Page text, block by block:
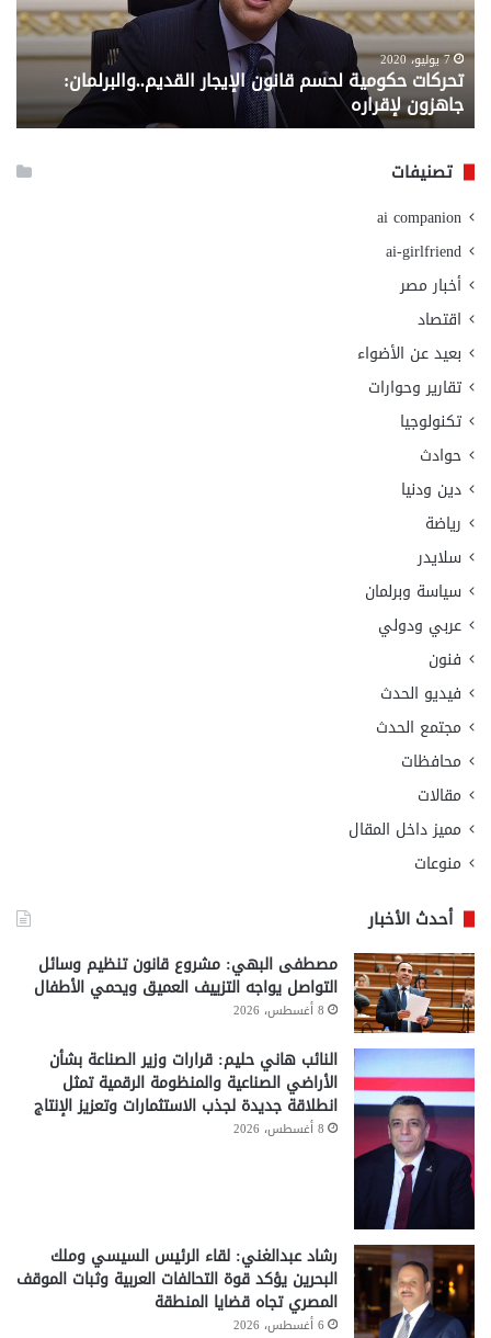
القديم..والبرلمان:
جاهزون
لإقراره
7 يوليو، 2020
تحركات حكومية لحسم قانون الإيجار القديم..والبرلمان:
جاهزون لإقراره
من
تصنيفات
ai companion
ai-girlfriend
أخبار مصر
اقتصاد
بعيد عن الأضواء
تقارير وحوارات
تكنولوجيا
حوادث
دين ودنيا
رياضة
سلايدر
سياسة وبرلمان
عربي ودولي
فنون
فيديو الحدث
مجتمع الحدث
محافظات
مقالات
مميز داخل المقال
منوعات
أحدث الأخبار
مصطفى البهي: مشروع قانون تنظيم وسائل
التواصل يواجه التزييف العميق ويحمي الأطفال
8 أغسطس، 2026
النائب هاني حليم: قرارات وزير الصناعة بشأن
الأراضي الصناعية والمنظومة الرقمية تمثل
انطلاقة جديدة لجذب الاستثمارات وتعزيز الإنتاج
8 أغسطس، 2026
رشاد عبدالغني: لقاء الرئيس السيسي وملك
البحرين يؤكد قوة التحالفات العربية وثبات الموقف
المصري تجاه قضايا المنطقة
6 أغسطس، 2026